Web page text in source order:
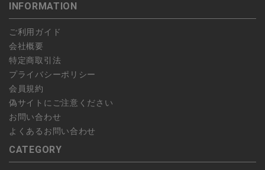
します。
予約商品など一部キャンセルが出来ない場合がございます。あら
かじめご了承ください。
こちら よりご依頼ください。
INFORMATION
ご利用ガイド
会社概要
特定商取引法
プライバシーポリシー
会員規約
偽サイトにご注意ください
お問い合わせ
よくあるお問い合わせ
CATEGORY